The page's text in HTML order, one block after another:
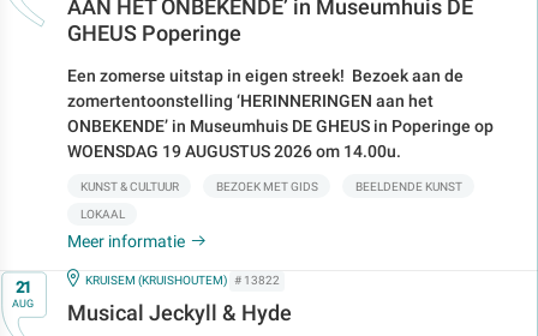
AAN HET ONBEKENDE’ in Museumhuis DE
GHEUS Poperinge
Een zomerse uitstap in eigen streek! Bezoek aan de
zomertentoonstelling ‘HERINNERINGEN aan het
ONBEKENDE’ in Museumhuis DE GHEUS in Poperinge op
WOENSDAG 19 AUGUSTUS 2026 om 14.00u.
KUNST & CULTUUR BEZOEK MET GIDS BEELDENDE KUNST
LOKAAL
Meer informatie
Op21
AUG
IN
KRUISEM (KRUISHOUTEM) # 13822
Musical Jeckyll & Hyde